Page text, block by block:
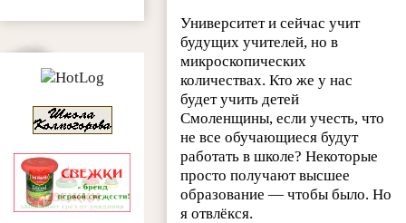
Университет и сейчас учит
будущих учителей, но в
микроскопических
количествах. Кто же у нас
будет учить детей
Смоленщины, если учесть, что
не все обучающиеся будут
работать в школе? Некоторые
просто получают высшее
образование — чтобы было. Но
я отвлёкся.